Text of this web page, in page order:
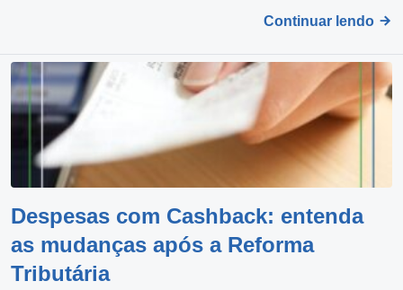
Continuar lendo
Despesas com Cashback: entenda
as mudanças após a Reforma
Tributária